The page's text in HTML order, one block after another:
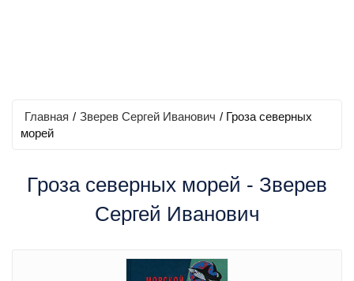
Главная / Зверев Сергей Иванович / Гроза северных
морей
Гроза северных морей - Зверев
Сергей Иванович